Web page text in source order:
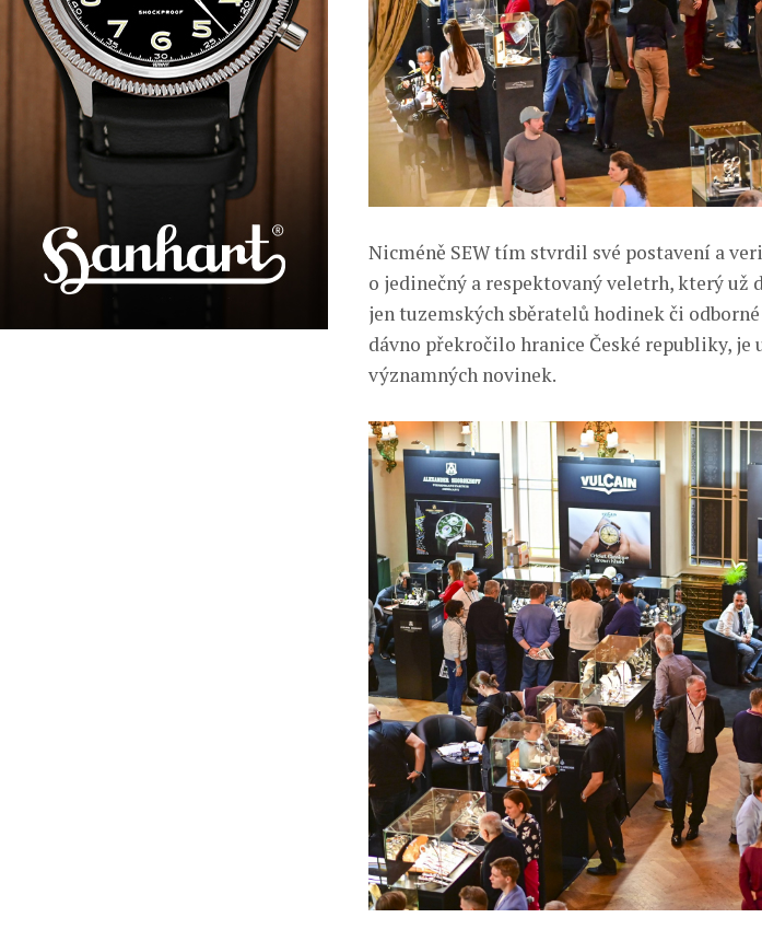
Nicméně SEW tím stvrdil své postavení a
o jedinečný a respektovaný veletrh, který už
jen tuzemských sběratelů hodinek či
dávno překročilo hranice České republiky, je
významných novinek.